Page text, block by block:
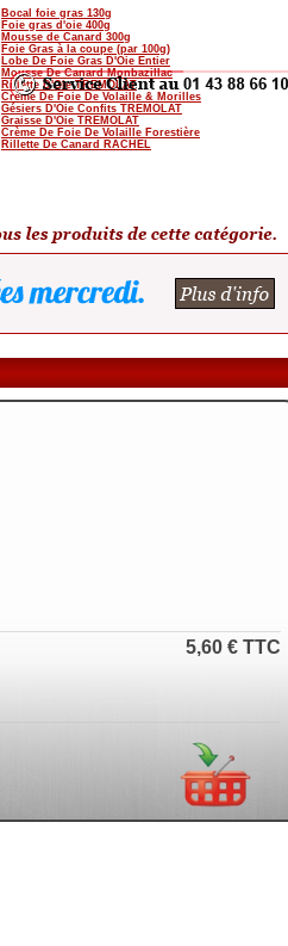
Bocal foie gras 130g
Foie gras d'oie 400g
Mousse de Canard 300g
Foie Gras à la coupe (par 100g)
Lobe De Foie Gras D'Oie Entier
Mousse De Canard Monbazillac
Rillette D'Oie TREMOLAT
Crème De Foie De Volaille & Morilles
Gésiers D'Oie Confits TREMOLAT
Graisse D'Oie TREMOLAT
Crème De Foie De Volaille Forestière
Rillette De Canard RACHEL
5,60 € TTC